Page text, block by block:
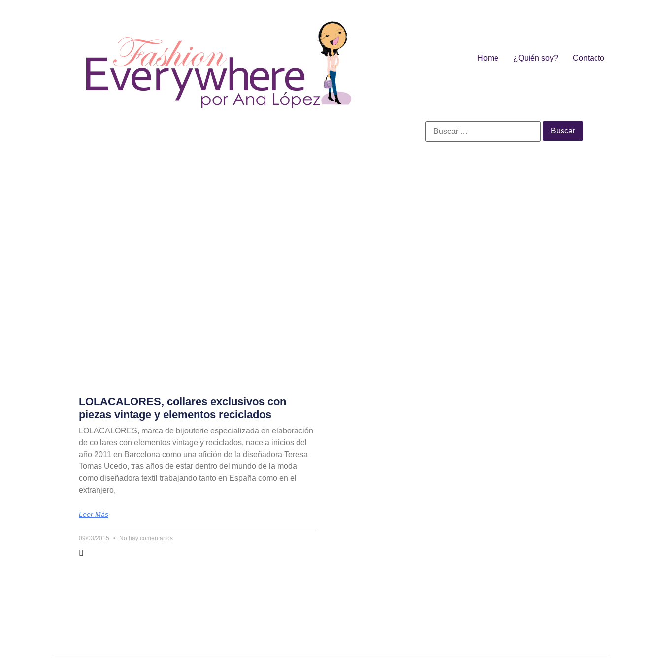
Home ¿Quién soy? Contacto
LOLACALORES, collares exclusivos con
piezas vintage y elementos reciclados
LOLACALORES, marca de bijouterie especializada en elaboración
de collares con elementos vintage y reciclados, nace a inicios del
año 2011 en Barcelona como una afición de la diseñadora Teresa
Tomas Ucedo, tras años de estar dentro del mundo de la moda
como diseñadora textil trabajando tanto en España como en el
extranjero,
Leer Más
09/03/2015 No hay comentarios